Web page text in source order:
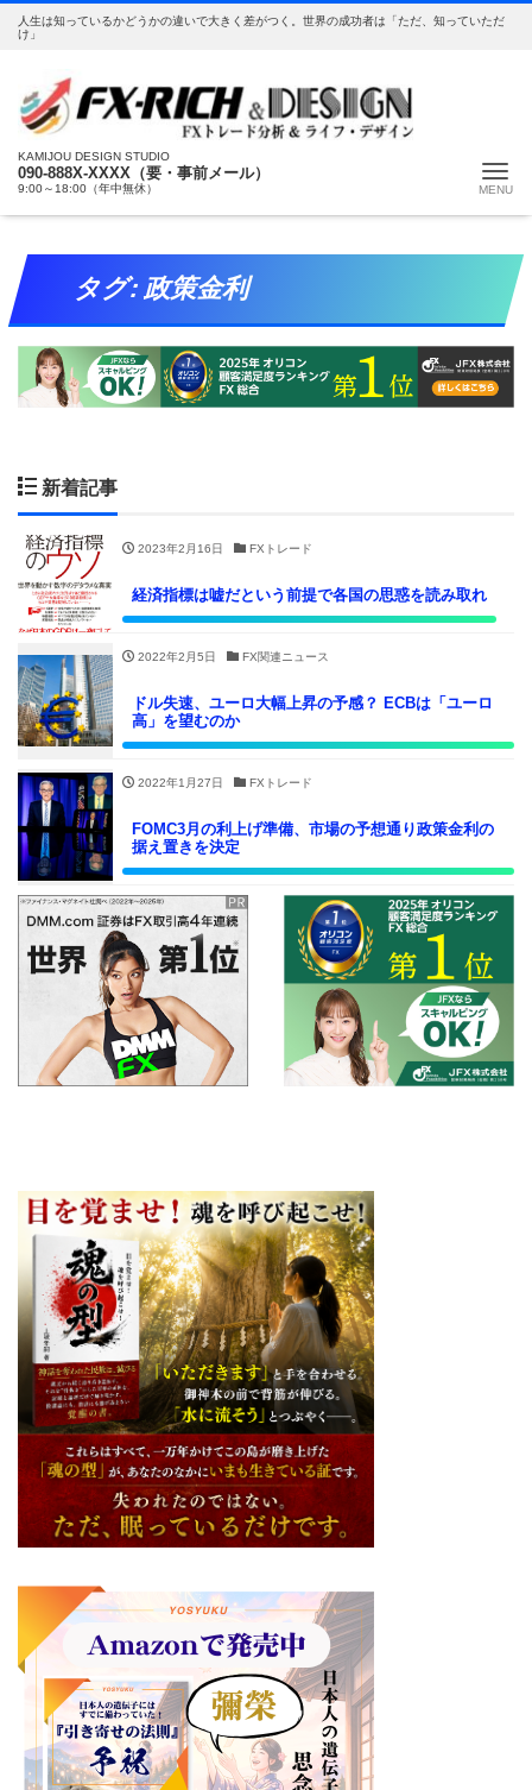
人生は知っているかどうかの違いで大きく差がつく。世界の成功者は「ただ、知っていただ
け」
KAMIJOU DESIGN STUDIO
090-888X-XXXX（要・事前メール）
9:00～18:00（年中無休）
タグ:政策金利
新着記事
2023年2月16日 FXトレード
経済指標は嘘だという前提で各国の思惑を読み取れ
2022年2月5日 FX関連ニュース
ドル失速、ユーロ大幅上昇の予感？ ECBは「ユーロ
高」を望むのか
2022年1月27日 FXトレード
FOMC3月の利上げ準備、市場の予想通り政策金利の
据え置きを決定